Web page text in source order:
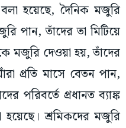
বলা হয়েছে, দৈনিক মজুরি
পান, তাঁদের তা মিটিয়ে
মজুরি দেওয়া হয়, তাঁদের
প্রতি মাসে বেতন পান,
পরিবর্তে প্রধানত ব্যাঙ্ক
হয়েছে। শ্রমিকদের মজুরি